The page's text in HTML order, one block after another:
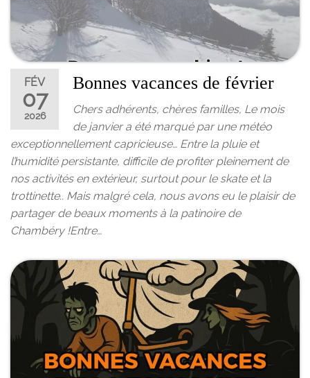
FÉV
07
2026
Bonnes vacances de février
Chers adhérents, chères familles, Le mois
de janvier a été marqué par une météo
exceptionnellement capricieuse… Entre la pluie et
l’humidité persistante, difficile de profiter pleinement de
nos activités en extérieur, surtout pour le skate et la
trottinette.. Mais malgré cela, nous avons eu le plaisir de
partager de beaux moments à la patinoire de
Chambéry !Entre…